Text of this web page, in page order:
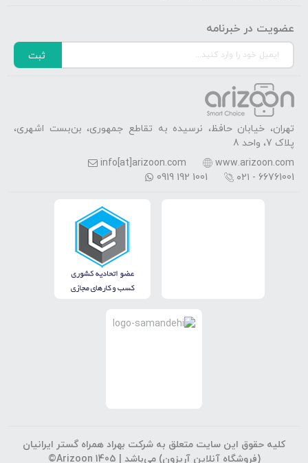
عضویت در خبرنامه
ثبت
تهران، خیابان حافظ، نرسیده به تقاطع جمهوری، بن‌بست اشهری،
پلاک 7، واحد 8
www.arizoon.com
info[at]arizoon.com
۰۲۱ - 66761001
0919 192 1001
کلیه حقوق این سایت متعلق به شرکت بهراد همراه گستر ایرانیان
(فروشگاه آنلاین آریزون) می‌باشد | ©Arizoon 1405